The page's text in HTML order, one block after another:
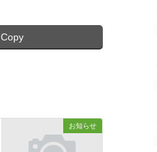
Copy
お知らせ